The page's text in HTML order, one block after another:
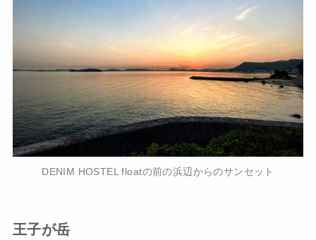
DENIM HOSTEL floatの前の浜辺からのサンセット
王子が岳